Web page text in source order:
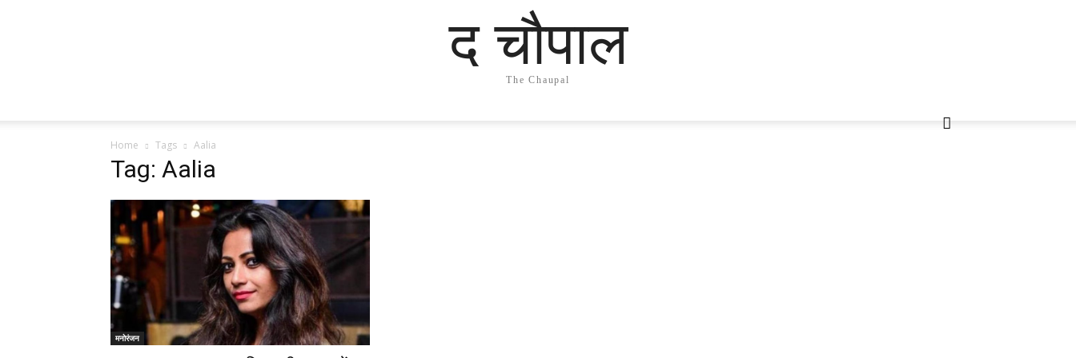
द चौपाल
The Chaupal
Home Tags Aalia
Tag: Aalia
मनोरंजन